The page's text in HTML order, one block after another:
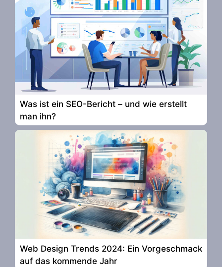
Was ist ein SEO-Bericht – und wie erstellt
man ihn?
Web Design Trends 2024: Ein Vorgeschmack
auf das kommende Jahr